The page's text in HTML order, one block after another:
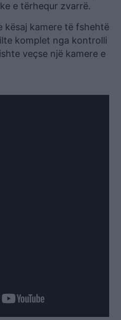
e tërhequr zvarrë.
kësaj kamere të fshehtë
komplet nga kontrolli
veçse një kamere e